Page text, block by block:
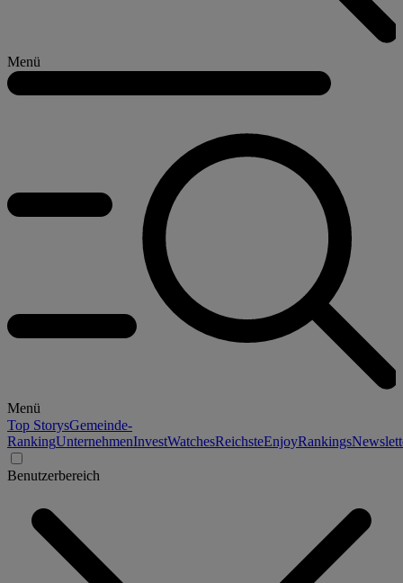
Menü
Menü
Top StorysGemeinde-
RankingUnternehmenInvestWatchesReichsteEnjoyRankings
Benutzerbereich